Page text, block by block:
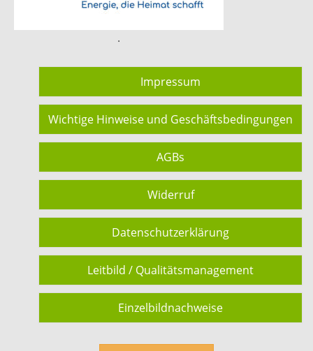
.
Impressum
Wichtige Hinweise und Geschäftsbedingungen
AGBs
Widerruf
Datenschutzerklärung
Leitbild / Qualitätsmanagement
Einzelbildnachweise